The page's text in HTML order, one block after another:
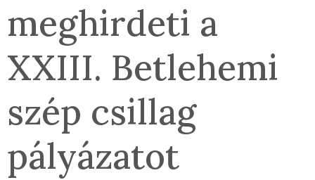
meghirdeti a
XXIII. Betlehemi
szép csillag
pályázatot